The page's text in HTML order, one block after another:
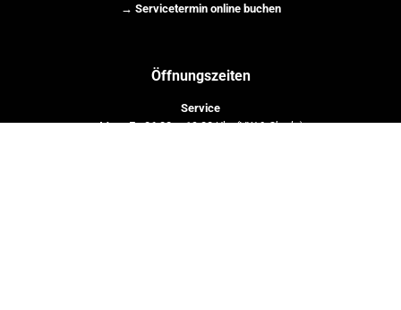
→ Servicetermin online buchen
Öffnungszeiten
Service
Mo – Fr: 06:30 – 19:30 Uhr(VW & Skoda)